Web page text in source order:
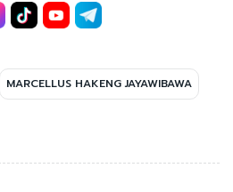
MARCELLUS HAKENG JAYAWIBAWA